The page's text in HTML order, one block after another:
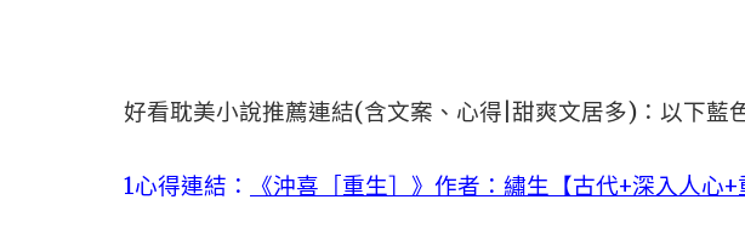
好看耽美小說推薦連結(含文案、心得|甜爽文居多)：以下藍
1心得連結： 《沖喜［重生］》作者：繡生【古代+深入人心+